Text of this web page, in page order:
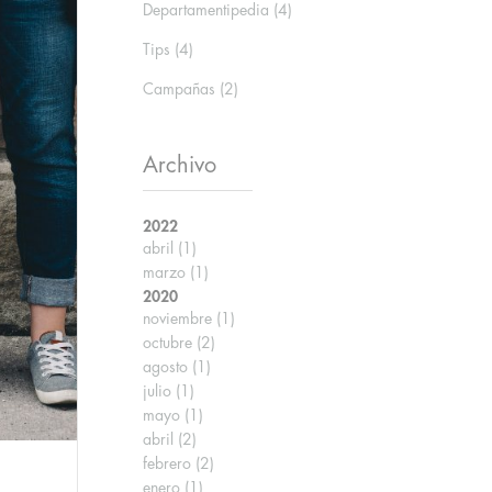
Departamentipedia (4)
Tips (4)
Campañas (2)
Archivo
2022
abril (1)
marzo (1)
2020
noviembre (1)
octubre (2)
agosto (1)
julio (1)
mayo (1)
abril (2)
febrero (2)
enero (1)